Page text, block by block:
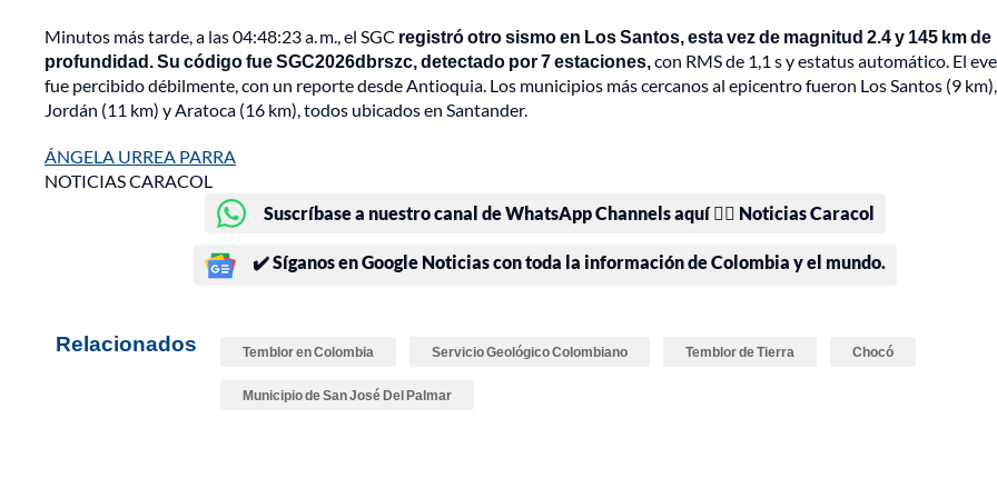
Minutos más tarde, a las 04:48:23 a. m., el SGC registró otro sismo en Los Santos, esta vez de magnitud 2.4 y 145 km de
profundidad. Su código fue SGC2026dbrszc, detectado por 7 estaciones,con RMS de 1,1 s y estatus automático. El
fue percibido débilmente, con un reporte desde Antioquia. Los municipios más cercanos al epicentro fueron Los Santos (9 km),
Jordán (11 km) y Aratoca (16 km), todos ubicados en Santander.
ÁNGELA URREA PARRA
NOTICIAS CARACOL
Suscríbase a nuestro canal de WhatsApp Channels aquí 👉🏻 Noticias Caracol
✔️ Síganos en Google Noticias con toda la información de Colombia y el mundo.
Relacionados Temblor en Colombia Servicio Geológico Colombiano Temblor de Tierra Chocó
Municipio de San José Del Palmar